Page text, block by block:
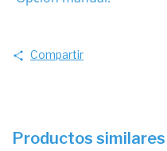
Compartir
Productos similares